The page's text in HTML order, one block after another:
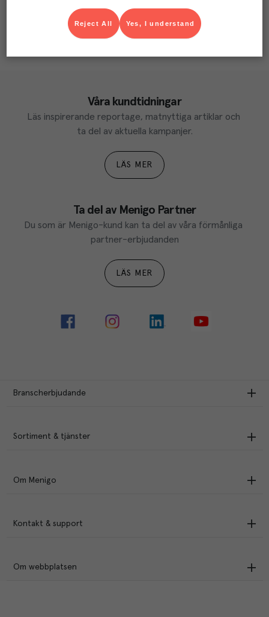
Våra kundtidningar
Läs inspirerande reportage, matnyttiga artiklar och
ta del av aktuella kampanjer.
LÄS MER
Ta del av Menigo Partner
Du som är Menigo-kund kan ta del av våra förmånliga
partner-erbjudanden
LÄS MER
Branscherbjudande
Sortiment & tjänster
Om Menigo
Kontakt & support
Om webbplatsen
Yes, I understand
Reject All